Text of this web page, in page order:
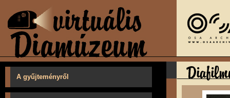
A gyűjteményről